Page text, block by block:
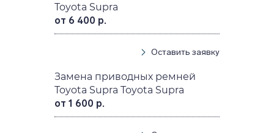
Toyota Supra
от 6 400 р.
Оставить заявку
Замена приводных ремней
Toyota Supra Toyota Supra
от 1 600 р.